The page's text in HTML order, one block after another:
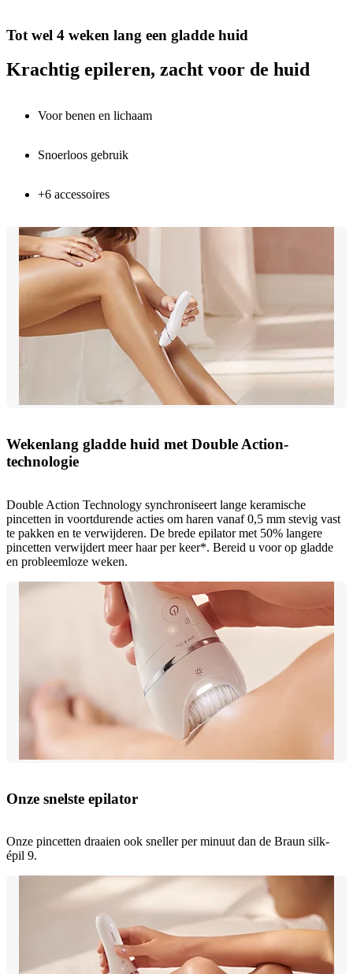
Tot wel 4 weken lang een gladde huid
Krachtig epileren, zacht voor de huid
Voor benen en lichaam
Snoerloos gebruik
+6 accessoires
Wekenlang gladde huid met Double Action-
technologie
Double Action Technology synchroniseert lange keramische
pincetten in voortdurende acties om haren vanaf 0,5 mm stevig vast
te pakken en te verwijderen. De brede epilator met 50% langere
pincetten verwijdert meer haar per keer*. Bereid u voor op gladde
en probleemloze weken.
Onze snelste epilator
Onze pincetten draaien ook sneller per minuut dan de Braun silk-
épil 9.